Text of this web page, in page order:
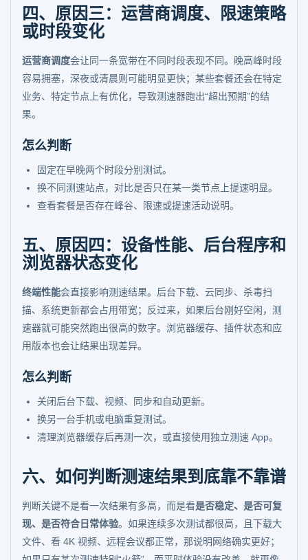
四、原因三：运营商调度、限速策略
或时段变化
运营商调度会让同一条宽带在不同时段表现不同。晚高峰时段
容易拥塞，深夜或清晨则可能明显更快；某些套餐还会在特定
业务、特定节点上有优化，导致测速器跑出“超出预期”的结
果。
怎么判断
固定在早晚两个时段分别测试。
换不同测速站点，对比是否只在某一类节点上提速明显。
查看套餐是否存在峰谷、限速或提速活动说明。
五、原因四：设备性能、后台程序和
浏览器状态变化
终端性能会直接影响测速结果。后台下载、云同步、杀毒扫
描、系统更新都会占用带宽；反过来，如果后台刚好空闲，测
速器就可能突然跑出很高的数字。浏览器缓存、插件状态和应
用版本也会让结果出现差异。
怎么判断
关闭后台下载、视频、同步和自动更新。
换另一台手机或电脑重复测试。
清理浏览器缓存后再测一次，或直接使用独立测速 App。
六、如何判断测速结果到底靠不靠谱
判断关键不是看一次结果有多高，而是看是否稳定、是否可复
现、是否符合日常体验。如果连续多次测试都很高，且下载大
文件、看 4K 视频、远程会议都正常，那说明网络确实更好；